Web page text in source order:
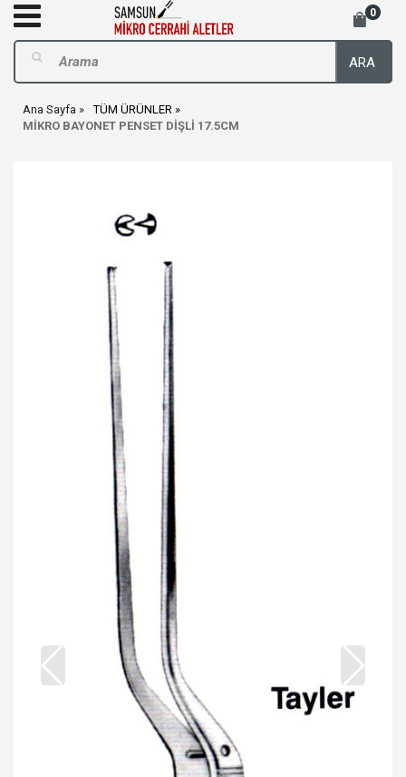
0
ARA
Ana Sayfa
TÜM ÜRÜNLER
MİKRO BAYONET PENSET DİŞLİ 17.5CM